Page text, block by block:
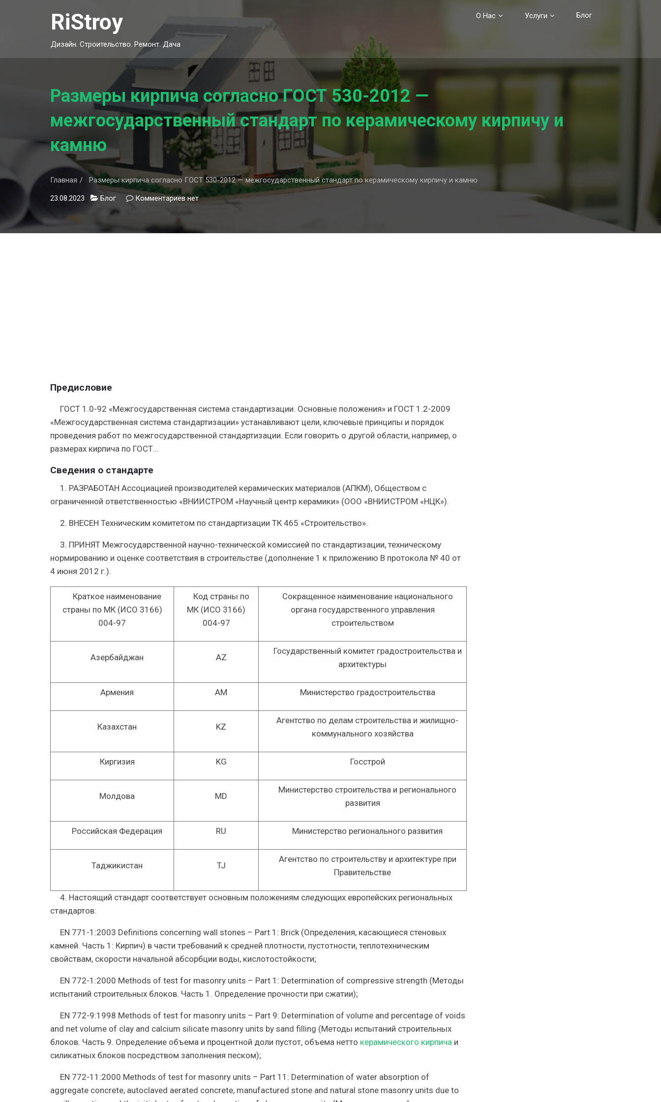
RiStroy
Дизайн. Строительство. Ремонт. Дача
О Нас Услуги Блог
Размеры кирпича согласно ГОСТ 530-2012 —
межгосударственный стандарт по керамическому кирпичу и
камню
Главная Размеры кирпича согласно ГОСТ 530-2012 — межгосударственный стандарт по керамическому кирпичу и камню
23.08.2023 Блог Комментариевк
кирпича
нет
Предисловие
ГОСТ 1.0-92 «Межгосударственная система стандартизации. Основные положения» и ГОСТ 1.2-2009
«Межгосударственная система стандартизации» устанавливают цели, ключевые принципы и порядок
проведения работ по межгосударственной стандартизации. Если говорить о другой области, например, о
размерах кирпича по ГОСТ…
Сведения о стандарте
1. РАЗРАБОТАН Ассоциацией производителей керамических материалов (АПКМ), Обществом с
ограниченной ответственностью «ВНИИСТРОМ «Научный центр керамики» (ООО «ВНИИСТРОМ «НЦК»).
2. ВНЕСЕН Техническим комитетом по стандартизации ТК 465 «Строительство».
3. ПРИНЯТ Межгосударственной научно-технической комиссией по стандартизации, техническому
нормированию и оценке соответствия в строительстве (дополнение 1 к приложению В протокола № 40 от
4 июня 2012 г.).
Краткое наименование
страны по МК (ИСО 3166)
004-97
Код страны по
МК (ИСО 3166)
004-97
Сокращенное наименование национального
органа государственного управления
строительством
Азербайджан AZ
Государственный комитет градостроительства и
архитектуры
Армения AM Министерство градостроительства
Казахстан KZ
Агентство по делам строительства и жилищно-
коммунального хозяйства
Киргизия KG Госстрой
Молдова MD
Министерство строительства и регионального
развития
Российская Федерация RU Министерство регионального развития
Таджикистан TJ
Агентство по строительству и архитектуре при
Правительстве
4. Настоящий стандарт соответствует основным положениям следующих европейских региональных
стандартов:
EN 771-1:2003 Definitions concerning wall stones – Part 1: Brick (Определения, касающиеся стеновых
камней. Часть 1: Кирпич) в части требований к средней плотности, пустотности, теплотехническим
свойствам, скорости начальной абсорбции воды, кислотостойкости;
EN 772-1:2000 Methods of test for masonry units – Part 1: Determination of compressive strength (Методы
испытаний строительных блоков. Часть 1. Определение прочности при сжатии);
EN 772-9:1998 Methods of test for masonry units – Part 9: Determination of volume and percentage of voids
and net volume of clay and calcium silicate masonry units by sand filling (Методы испытаний строительных
блоков. Часть 9. Определение объема и процентной доли пустот, объема нетто керамического кирпича и
силикатных блоков посредством заполнения песком);
EN 772-11:2000 Methods of test for masonry units – Part 11: Determination of water absorption of
aggregate concrete, autoclaved aerated concrete, manufactured stone and natural stone masonry units due to